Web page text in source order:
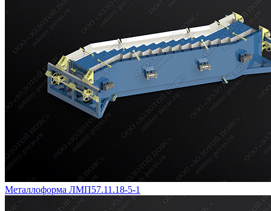
Металлоформа ЛМП57.11.18-5-1